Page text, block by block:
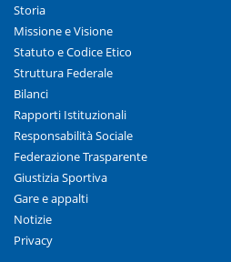
Storia
Missione e Visione
Statuto e Codice Etico
Struttura Federale
Bilanci
Rapporti Istituzionali
Responsabilità Sociale
Federazione Trasparente
Giustizia Sportiva
Gare e appalti
Notizie
Privacy